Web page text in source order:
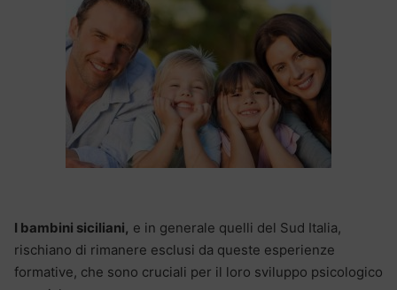
I bambini siciliani, e in generale quelli del Sud Italia,
rischiano di rimanere esclusi da queste esperienze
formative, che sono cruciali per il loro sviluppo psicologico